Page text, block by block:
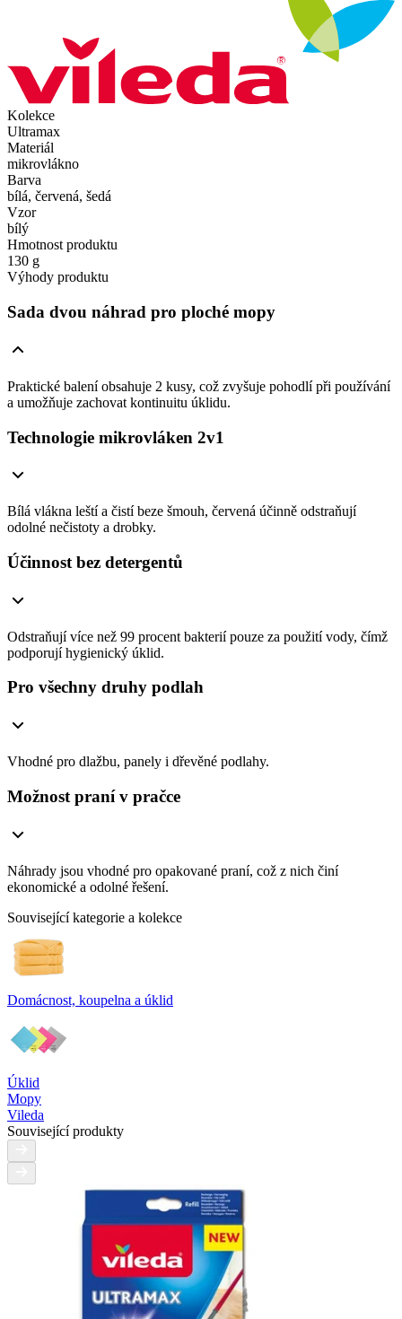
Kolekce
Ultramax
Materiál
mikrovlákno
Barva
bílá, červená, šedá
Vzor
bílý
Hmotnost produktu
130 g
Výhody produktu
Sada dvou náhrad pro ploché mopy
Praktické balení obsahuje 2 kusy, což zvyšuje pohodlí při používání
a umožňuje zachovat kontinuitu úklidu.
Technologie mikrovláken 2v1
Bílá vlákna leští a čistí beze šmouh, červená účinně odstraňují
odolné nečistoty a drobky.
Účinnost bez detergentů
Odstraňují více než 99 procent bakterií pouze za použití vody, čímž
podporují hygienický úklid.
Pro všechny druhy podlah
Vhodné pro dlažbu, panely i dřevěné podlahy.
Možnost praní v pračce
Náhrady jsou vhodné pro opakované praní, což z nich činí
ekonomické a odolné řešení.
Související kategorie a kolekce
Domácnost, koupelna a úklid
Úklid
Mopy
Vileda
Související produkty